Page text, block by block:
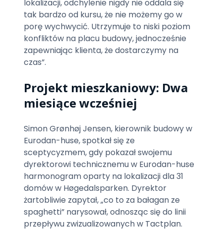
lokalizacji, odchylenie nigdy nie oddala się
tak bardzo od kursu, że nie możemy go w
porę wychwycić. Utrzymuje to niski poziom
konfliktów na placu budowy, jednocześnie
zapewniając klienta, że dostarczymy na
czas”.
Projekt mieszkaniowy: Dwa
miesiące wcześniej
Simon Grønhøj Jensen, kierownik budowy w
Eurodan-huse, spotkał się ze
sceptycyzmem, gdy pokazał swojemu
dyrektorowi technicznemu w Eurodan-huse
harmonogram oparty na lokalizacji dla 31
domów w Høgedalsparken. Dyrektor
żartobliwie zapytał, „co to za bałagan ze
spaghetti” narysował, odnosząc się do linii
przepływu zwizualizowanych w Tactplan.